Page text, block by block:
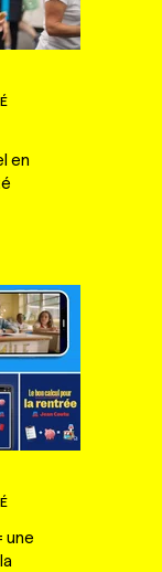
en
une